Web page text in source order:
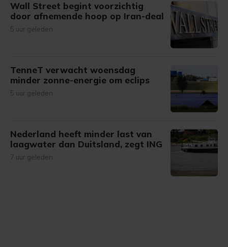
Wall Street begint voorzichtig
door afnemende hoop op Iran-deal
5 uur geleden
TenneT verwacht woensdag
minder zonne-energie om eclips
5 uur geleden
Nederland heeft minder last van
laagwater dan Duitsland, zegt ING
7 uur geleden